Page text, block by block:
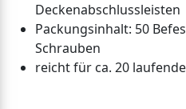
Deckenabschlussleisten
Packungsinhalt: 50
Schrauben
reicht für ca. 20